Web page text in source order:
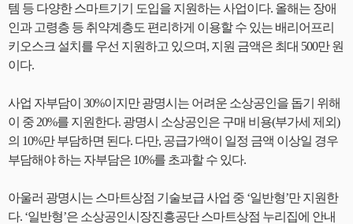
템 등 다양한 스마트기기 도입을 지원하는 사업이다. 올해는 장애
인과 고령층 등 취약계층도 편리하게 이용할 수 있는 배리어프리
키오스크 설치를 우선 지원하고 있으며, 지원 금액은 최대 500만 원
이다.
사업 자부담이 30%이지만 광명시는 어려운 소상공인을 돕기 위해
이 중 20%를 지원한다. 광명시 소상공인은 구매 비용(부가세 제외)
의 10%만 부담하면 된다. 다만, 공급가액이 일정 금액 이상일 경우
부담해야 하는 자부담은 10%를 초과할 수 있다.
아울러 광명시는 스마트상점 기술보급 사업 중 ‘일반형’만 지원한
다. ‘일반형’은 소상공인시장진흥공단 스마트상점 누리집에 안내